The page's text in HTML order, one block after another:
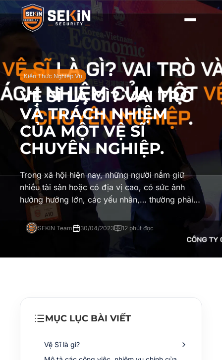
Kiến Thức Nghiệp Vụ
VỆ SĨ LÀ GÌ? VAI TRÒ
VÀ TRÁCH NHIỆM
CỦA MỘT VỆ SĨ
CHUYÊN NGHIỆP.
Trong xã hội hiện nay, những người nắm giữ
nhiều tài sản hoặc có địa vị cao, có sức ảnh
hưởng hưởng lớn, các yếu nhân,… thường phải…
SEKIN Team 30/04/2023 12 phút đọc
MỤC LỤC BÀI VIẾT
Vệ Sĩ là gì?